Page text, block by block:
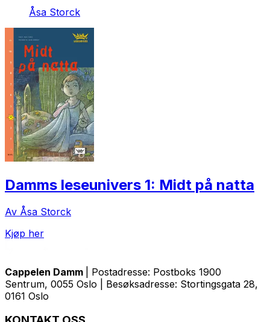
Åsa Storck
Damms leseunivers 1: Midt på natta
Av Åsa Storck
Kjøp her
Cappelen Damm
| Postadresse: Postboks 1900
Sentrum, 0055 Oslo | Besøksadresse: Stortingsgata 28,
0161 Oslo